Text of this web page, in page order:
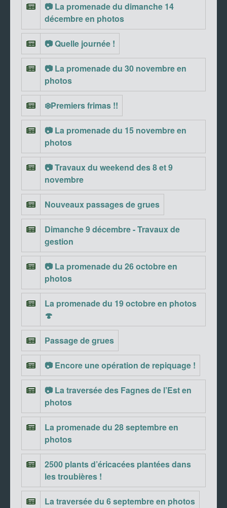
📷 La promenade du dimanche 14
décembre en photos
📷 Quelle journée !
📷 La promenade du 30 novembre en
photos
❄️Premiers frimas !!
📷 La promenade du 15 novembre en
photos
📷 Travaux du weekend des 8 et 9
novembre
Nouveaux passages de grues
Dimanche 9 décembre - Travaux de
gestion
📷 La promenade du 26 octobre en
photos
La promenade du 19 octobre en photos
🍄
Passage de grues
📷 Encore une opération de repiquage !
📷 La traversée des Fagnes de l’Est en
photos
La promenade du 28 septembre en
photos
2500 plants d’éricacées plantées dans
les troubières !
La traversée du 6 septembre en photos